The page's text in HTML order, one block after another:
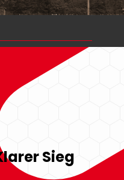
Sieg